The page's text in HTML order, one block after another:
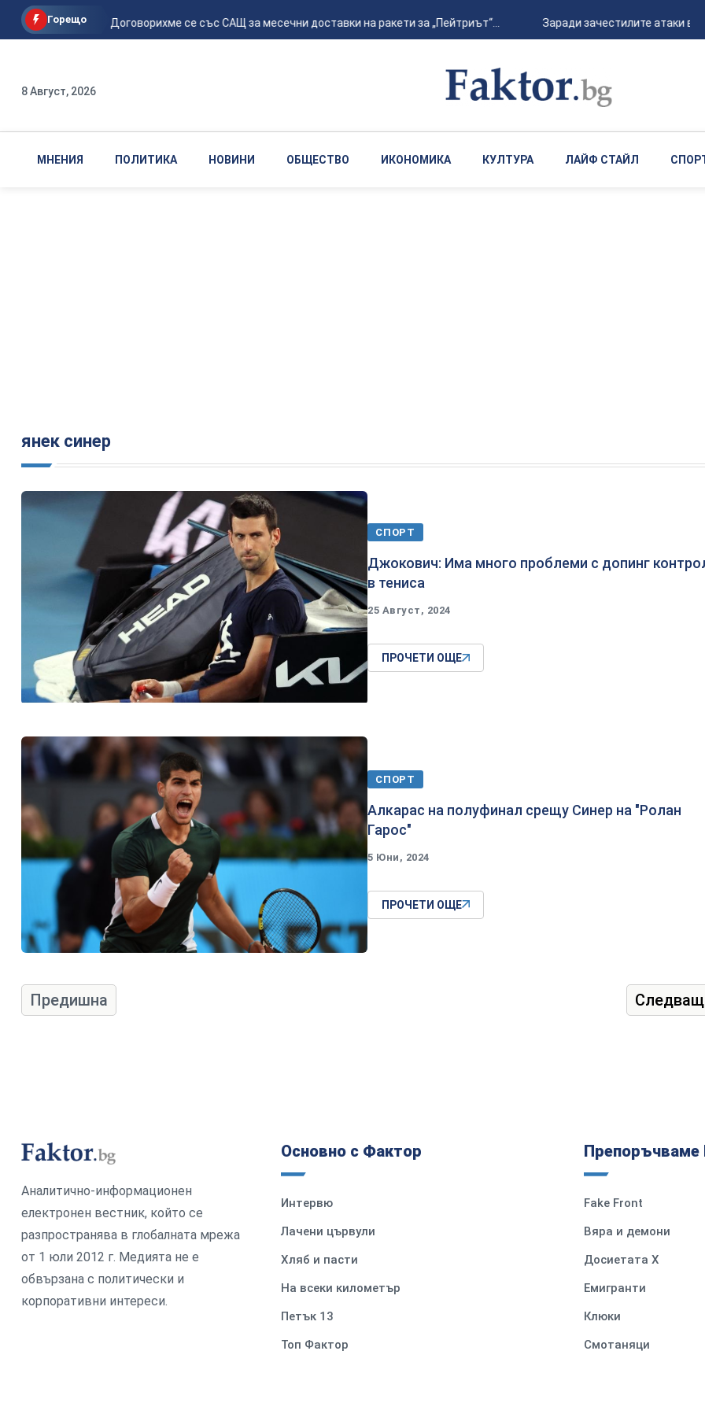
Горещо
Зеленски: Договорихме се със САЩ за месечни доставки на ракети за „Пейтриът“... Заради зачестилите атаки в
8 Август, 2026
МНЕНИЯ ПОЛИТИКА НОВИНИ ОБЩЕСТВО ИКОНОМИКА КУЛТУРА ЛАЙФ СТАЙЛ
янек синер
СПОРТ
Джокович: Има много проблеми с допинг
в тениса
25 Август, 2024
ПРОЧЕТИ ОЩЕ
СПОРТ
Алкарас на полуфинал срещу Синер на "Ролан
Гарос"
5 Юни, 2024
ПРОЧЕТИ ОЩЕ
Предишна
Аналитично-информационен
електронен вестник, който се
разпространява в глобалната мрежа
от 1 юли 2012 г. Медията не е
обвързана с политически и
корпоративни интереси.
Основно с Фактор
Интервю
Лачени цървули
Хляб и пасти
На всеки километър
Петък 13
Топ Фактор
Препоръчваме
Fake Front
Вяра и демони
Досиетата Х
Емигранти
Клюки
Смотаняци